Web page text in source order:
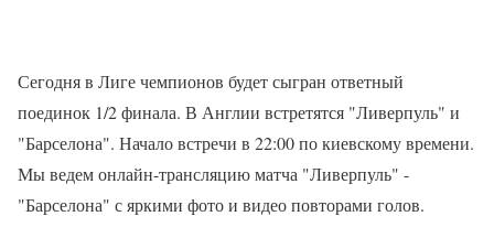
Сегодня в Лиге чемпионов будет сыгран ответный
поединок 1/2 финала. В Англии встретятся "Ливерпуль" и
"Барселона". Начало встречи в 22:00 по киевскому времени.
Мы ведем онлайн-трансляцию матча "Ливерпуль" -
"Барселона" с яркими фото и видео повторами голов.